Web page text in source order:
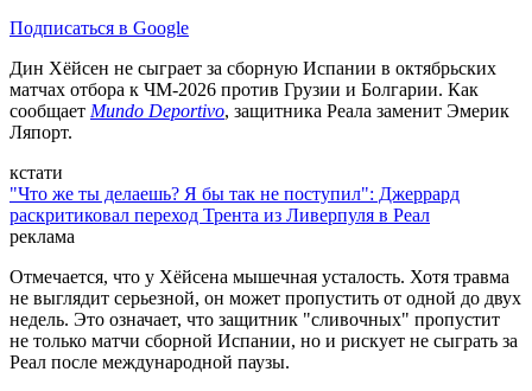
Подписаться в Google
Дин Хёйсен не сыграет за сборную Испании в октябрьских
матчах отбора к ЧМ-2026 против Грузии и Болгарии. Как
сообщает Mundo Deportivo, защитника Реала заменит Эмерик
Ляпорт.
кстати
"Что же ты делаешь? Я бы так не поступил": Джеррард
раскритиковал переход Трента из Ливерпуля в Реал
реклама
Отмечается, что у Хёйсена мышечная усталость. Хотя травма
не выглядит серьезной, он может пропустить от одной до двух
недель. Это означает, что защитник "сливочных" пропустит
не только матчи сборной Испании, но и рискует не сыграть за
Реал после международной паузы.